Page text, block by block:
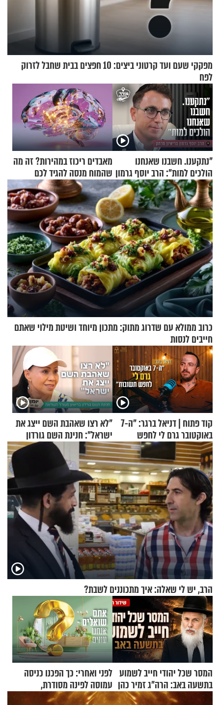
מפקקי שעם ועד קרטוני ביצים: 10 חפצים בבית שחבל לזרוק
לפח
"נתקענו. חשבנו שאנחנו
הולכים למות": הרב יוסף גרמון
בריאיון מרתק
מאבדים ריכוז במהירות? זה מה
שהמוח מנסה להגיד לכם
כרוב ממולא עם שדרוג מתוק: מתכון מיוחד ושיטת מילוי שאתם
חייבים לנסות
קוד פתוח | דניאל ברגר: "ה-7
באוקטובר גרם לי לחפש
תשובות"
"לא רצו שאהבת השם ייצג את
ישראל": חנינת השם גורדון
בריאיון מעורר השראה
הרב, יש לי שאלה: איך מתכוננים לשבת?
המסר שכל יהודי חייב לשמוע
בתשעה באב: הרה"ג זמיר כהן
בשיעור מיוחד
לפני ואחרי: כך הפכנו כניסה
עמוסה לפינה מסודרת,
שימושית ומזמינה